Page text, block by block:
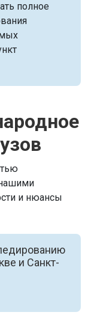
полное
и нюансы
и Санкт-